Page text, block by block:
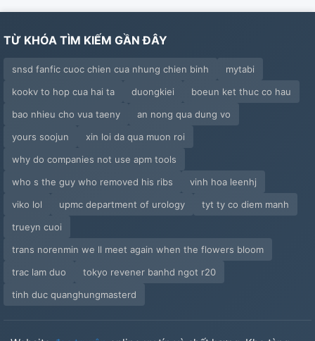
TỪ KHÓA TÌM KIẾM GẦN ĐÂY
snsd fanfic cuoc chien cua nhung chien binh
mytabi
kookv to hop cua hai ta
duongkiei
boeun ket thuc co hau
bao nhieu cho vua taeny
an nong qua dung vo
yours soojun
xin loi da qua muon roi
why do companies not use apm tools
who s the guy who removed his ribs
vinh hoa leenhj
viko lol
upmc department of urology
tyt ty co diem manh
trueyn cuoi
trans norenmin we ll meet again when the flowers bloom
trac lam duo
tokyo revener banhd ngot r20
tinh duc quanghungmasterd